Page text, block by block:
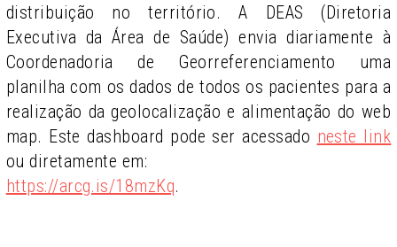
distribuição no território. A DEAS (Diretoria
Executiva da Área de Saúde) envia diariamente à
Coordenadoria de Georreferenciamento uma
planilha com os dados de todos os pacientes para a
realização da geolocalização e alimentação do web
map. Este dashboard pode ser acessado neste link
ou diretamente em:
https://arcg.is/18mzKq.